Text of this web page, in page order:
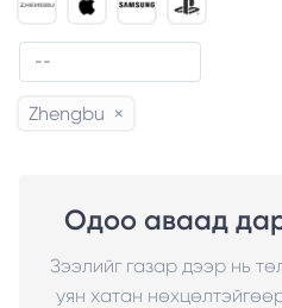
Zhengbu ×
Одоо аваад
Зээлийг газар дээр нь
уян хатан